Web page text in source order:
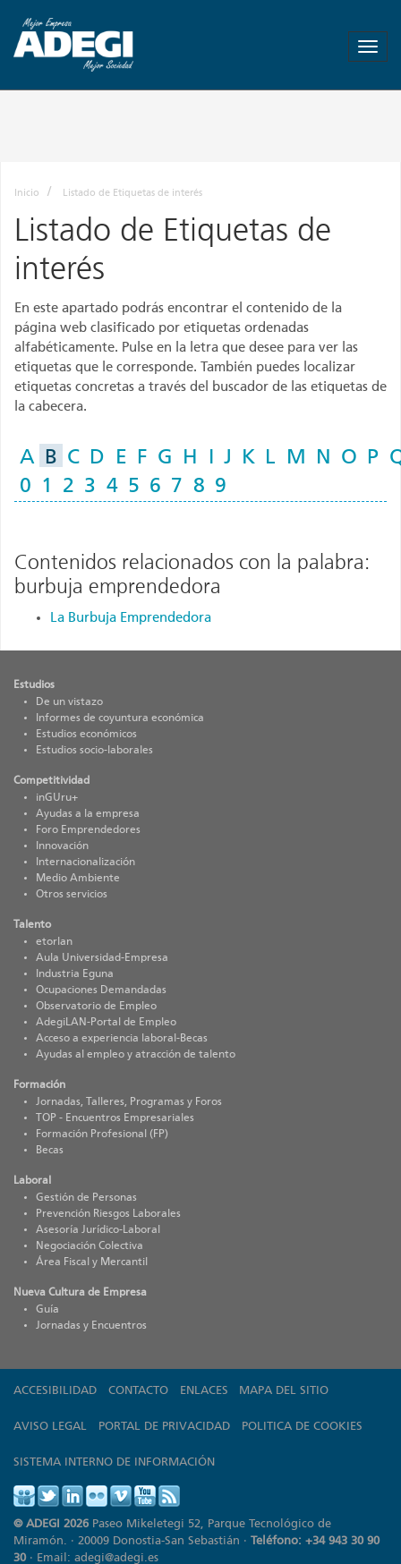
ADEGI
empleo
Inicio Listado de Etiquetas de interés
Listado de Etiquetas de
interés
En este apartado podrás encontrar el contenido de la
página web clasificado por etiquetas ordenadas
alfabéticamente. Pulse en la letra que desee para ver las
etiquetas que le corresponde. También puedes localizar
etiquetas concretas a través del buscador de las etiquetas de
la cabecera.
A B C D E F G H J K L M N O P
0
1 2 3 4 5 6 7 8 9
Contenidos relacionados con la palabra:
burbuja emprendedora
La Burbuja Emprendedora
Estudios
De un vistazo
Informes de coyuntura económica
Estudios económicos
Estudios socio-laborales
Competitividad
inGUru+
Ayudas a la empresa
Foro Emprendedores
Innovación
Internacionalización
Medio Ambiente
Otros servicios
Talento
etorlan
Aula Universidad-Empresa
Industria Eguna
Ocupaciones Demandadas
Observatorio de Empleo
AdegiLAN-Portal de Empleo
Acceso a experiencia laboral-Becas
Ayudas al empleo y atracción de talento
Formación
Jornadas, Talleres, Programas y Foros
TOP - Encuentros Empresariales
Formación Profesional (FP)
Becas
Laboral
Gestión de Personas
Prevención Riesgos Laborales
Asesoría Jurídico-Laboral
Negociación Colectiva
Área Fiscal y Mercantil
Nueva Cultura de Empresa
Guía
Jornadas y Encuentros
ACCESIBILIDAD CONTACTO ENLACES MAPA DEL SITIO
AVISO LEGAL PORTAL DE PRIVACIDAD POLITICA DE COOKIES
SISTEMA INTERNO DE INFORMACIÓN
© ADEGI 2026 Paseo Mikeletegi 52, Parque Tecnológico de
Miramón. · 20009 Donostia-San Sebastián · Teléfono: +34 943 30 90
30· Email: adegi@adegi.es